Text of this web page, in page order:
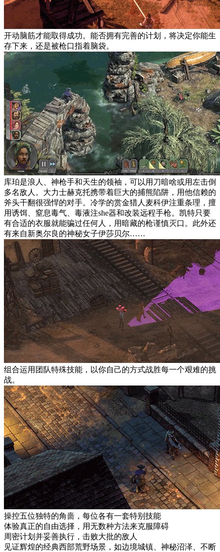
开动脑筋才能取得成功。能否拥有完善的计划，将决定你能生
存下来，还是被枪口指着脑袋。
库珀是浪人、神枪手和天生的领袖，可以用刀暗啥或用左击倒
多名敌人。大力士赫克托携带着巨大的捕熊陷阱，用他信赖的
斧头干翻很强悍的对手。冷学的赏金猎人麦科伊注重条理，擅
用诱饵、窒息毒气、毒液注she器和改装远程手枪。凯特只要
有合适的衣服就能骗过任何人，用暗藏的枪谨慎灭口。此外还
有来自新奥尔良的神秘女子伊莎贝尔……
组合运用团队特殊技能，以你自己的方式战胜每一个艰难的挑
战。
操控五位独特的角啬，每位各有一套特别技能
体验真正的自由选择，用无数种方法来克服障碍
周密计划并妥善执行，击败大批的敌人
见证辉煌的经典西部荒野场景，如边境城镇、神秘沼泽、不断